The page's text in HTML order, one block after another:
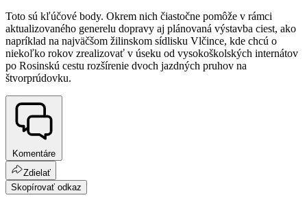
Toto sú kľúčové body. Okrem nich čiastočne pomôže v rámci
aktualizovaného generelu dopravy aj plánovaná výstavba ciest, ako
napríklad na najväčšom žilinskom sídlisku Vlčince, kde chcú o
niekoľko rokov zrealizovať v úseku od vysokoškolských internátov
po Rosinskú cestu rozšírenie dvoch jazdných pruhov na
štvorprúdovku.
Komentáre
Zdielať
Skopírovať odkaz